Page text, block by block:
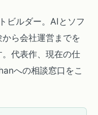
ビルダー。AIとソフ
ら会社運営までを
代表作、現在の仕
への相談窓口をこ